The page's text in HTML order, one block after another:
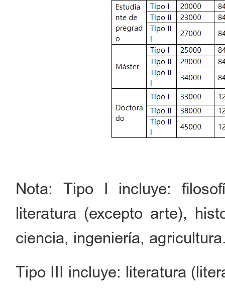
Nota: Tipo I incluye:
literatura (excepto arte),
ciencia, ingeniería,
Tipo III incluye: literatura